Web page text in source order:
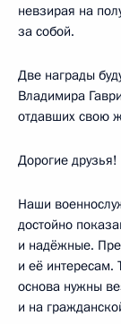
невзирая на
за собой.
Две награды
Владимира
отдавших свою
Дорогие друзья!
Наши
достойно
и надёжные.
и её интересам.
основа нужны
и на